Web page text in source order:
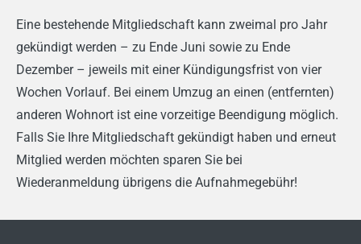
Eine bestehende Mitgliedschaft kann zweimal pro Jahr
gekündigt werden – zu Ende Juni sowie zu Ende
Dezember – jeweils mit einer Kündigungsfrist von vier
Wochen Vorlauf. Bei einem Umzug an einen (entfernten)
anderen Wohnort ist eine vorzeitige Beendigung möglich.
Falls Sie Ihre Mitgliedschaft gekündigt haben und erneut
Mitglied werden möchten sparen Sie bei
Wiederanmeldung übrigens die Aufnahmegebühr!